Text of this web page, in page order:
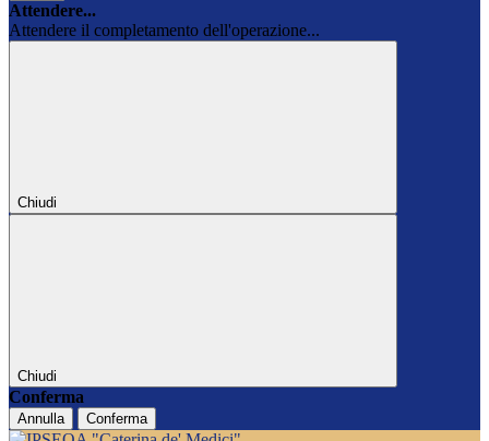
Attendere...
Attendere il completamento dell'operazione...
Chiudi
Chiudi
Conferma
Annulla Conferma